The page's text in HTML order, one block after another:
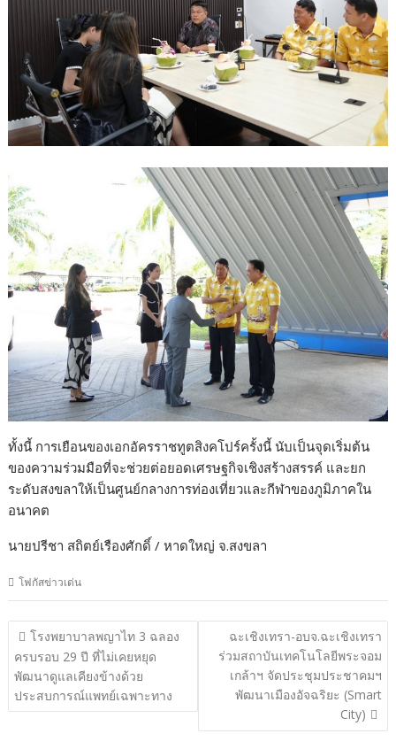
ทั้งนี้ การเยือนของเอกอัครราชทูตสิงคโปร์ครั้งนี้ นับเป็นจุดเริ่มต้น
ของความร่วมมือที่จะช่วยต่อยอดเศรษฐกิจเชิงสร้างสรรค์ และยก
ระดับสงขลาให้เป็นศูนย์กลางการท่องเที่ยวและกีฬาของภูมิภาคใน
อนาคต
นายปรีชา สถิตย์เรืองศักดิ์ / หาดใหญ่ จ.สงขลา
โฟกัสข่าวเด่น
แนะแนว
เรื่อง
โรงพยาบาลพญาไท 3 ฉลอง
ครบรอบ 29 ปี ที่ไม่เคยหยุด
พัฒนาดูแลเคียงข้างด้วย
ประสบการณ์แพทย์เฉพาะทาง
ฉะเชิงเทรา-อบจ.ฉะเชิงเทรา
ร่วมสถาบันเทคโนโลยีพระจอม
เกล้าฯ จัดประชุมประชาคมฯ
พัฒนาเมืองอัจฉริยะ (Smart
City)